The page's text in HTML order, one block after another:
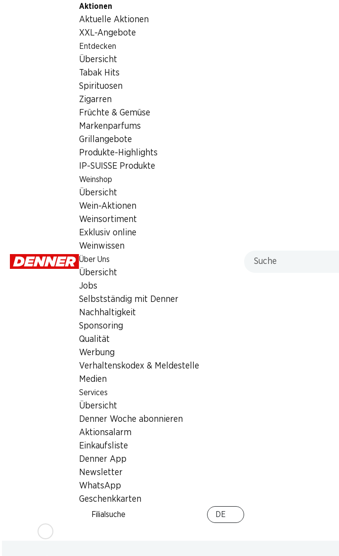
Aktionen
Aktuelle Aktionen
XXL-Angebote
Entdecken
Übersicht
Tabak Hits
Spirituosen
Zigarren
Früchte & Gemüse
Markenparfums
Grillangebote
Produkte-Highlights
IP-SUISSE Produkte
Weinshop
Übersicht
Wein-Aktionen
Weinsortiment
Exklusiv online
Weinwissen
Über Uns
Übersicht
Jobs
Selbstständig mit Denner
Nachhaltigkeit
Sponsoring
Qualität
Werbung
Verhaltenskodex & Meldestelle
Medien
Services
Übersicht
Denner Woche abonnieren
Aktionsalarm
Einkaufsliste
Denner App
Newsletter
WhatsApp
Geschenkkarten
Filialsuche DE
Lebensmittel Schokolade/Süsses
Lindt Goldhase Weiss
1022219
Was andere Kunden kaufen
SPECIAL
3.45
Mulino Bianco Pan
Goccioli
336 g
3.45